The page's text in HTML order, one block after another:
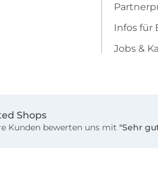
Infos für
Jobs &
Shops
Kunden bewerten uns mit "Sehr